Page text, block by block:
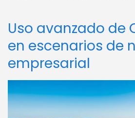
Uso avanzado de
en escenarios de
empresarial